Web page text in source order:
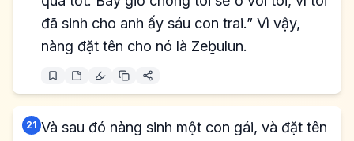
đã sinh cho anh ấy sáu con trai.” Vì vậy,
nàng đặt tên cho nó là Zeḇulun.
21 Và sau đó nàng sinh một con gái, và đặt tên